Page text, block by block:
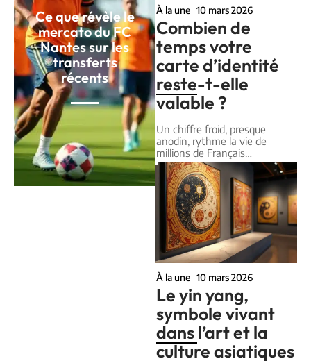
Ce que révèle le
mercato du FC
Nantes sur les
transferts
récents
À la une 10 mars 2026
Combien de
temps votre
carte d’identité
reste-t-elle
valable ?
Un chiffre froid, presque
anodin, rythme la vie de
millions de Français…
À la une 10 mars 2026
Le yin yang,
symbole vivant
dans l’art et la
culture asiatiques